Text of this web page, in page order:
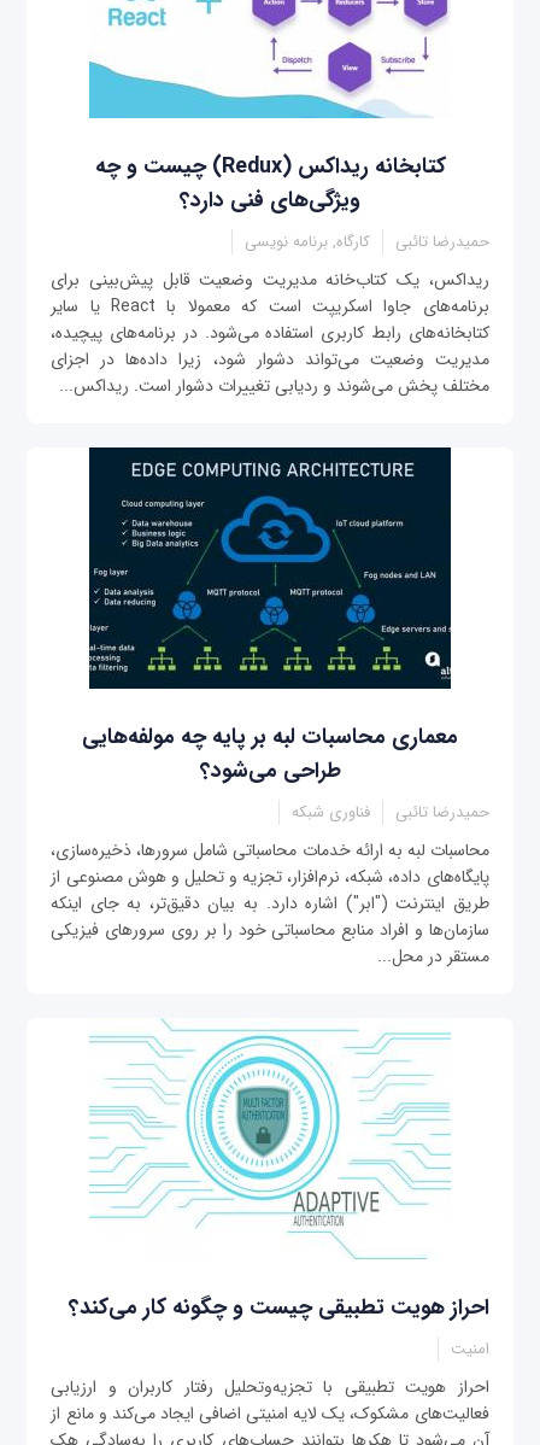
کتابخانه ریداکس (Redux) چیست و چه
ویژگی‌های فنی دارد؟
حمیدرضا تائبی کارگاه, برنامه نویسی
ریداکس، یک کتاب‌خانه مدیریت وضعیت قابل پیش‌بینی برای
برنامه‌های جاوا اسکریپت است که معمولا با React یا سایر
کتابخانه‌های رابط کاربری استفاده می‌شود. در برنامه‌های پیچیده،
مدیریت وضعیت می‌تواند دشوار شود، زیرا داده‌ها در اجزای
مختلف پخش می‌شوند و ردیابی تغییرات دشوار است. ریداکس...
معماری محاسبات لبه بر پایه چه مولفه‌هایی
طراحی می‌شود؟
حمیدرضا تائبی فناوری شبکه
محاسبات لبه به ارائه خدمات محاسباتی شامل سرورها، ذخیره‌سازی،
پایگاه‌های داده، شبکه، نرم‌افزار، تجزیه و تحلیل و هوش مصنوعی از
طریق اینترنت ("ابر") اشاره دارد. به بیان دقیق‌تر، به جای اینکه
سازمان‌ها و افراد منابع محاسباتی خود را بر روی سرورهای فیزیکی
مستقر در محل...
احراز هویت تطبیقی چیست و چگونه کار می‌کند؟
امنیت
احراز هویت تطبیقی با تجزیه‌وتحلیل رفتار کاربران و ارزیابی
فعالیت‌های مشکوک، یک لایه امنیتی اضافی ایجاد می‌کند و مانع از
آن می‌شود تا هکرها بتوانند حساب‌های کاربری را به‌سادگی هک